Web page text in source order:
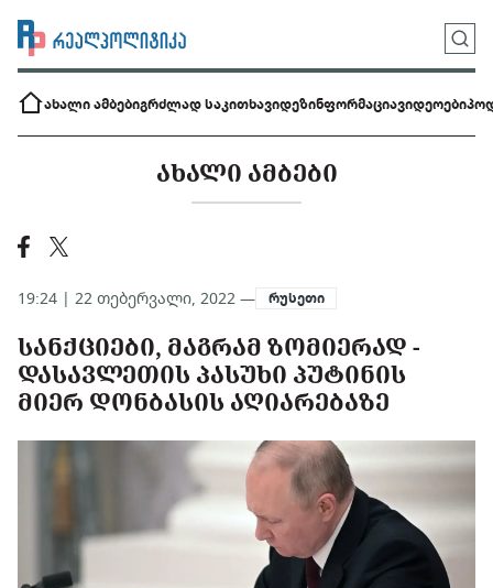
ახალი ამბებიგრძლად საკითხავიდეზინფორმაციავიდეოები
ᲐᲮᲐᲚᲘ ᲐᲛᲑᲔᲑᲘ
19:24 | 22 თებერვალი, 2022 — რუსეთი
ᲡᲐᲜᲥᲪᲘᲔᲑᲘ, ᲛᲐᲒᲠᲐᲛ ᲖᲝᲛᲘᲔᲠᲐᲓ -
ᲓᲐᲡᲐᲕᲚᲔᲗᲘᲡ ᲞᲐᲡᲣᲮᲘ ᲞᲣᲢᲘᲜᲘᲡ
ᲛᲘᲔᲠ ᲓᲝᲜᲑᲐᲡᲘᲡ ᲐᲦᲘᲐᲠᲔᲑᲐᲖᲔ